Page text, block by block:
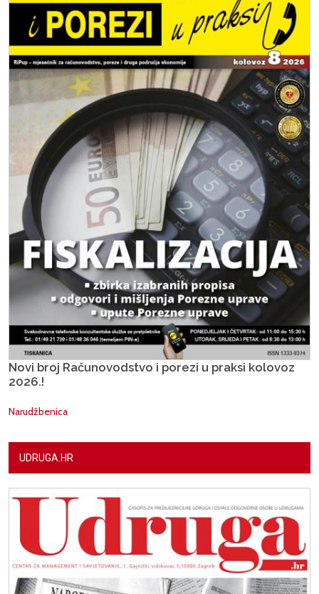
Novi broj Računovodstvo i porezi u praksi kolovoz
2026.!
Narudžbenica
UDRUGA.HR